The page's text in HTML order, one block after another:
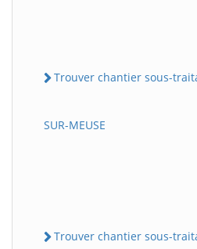
Trouver chantier sous-
SUR-MEUSE
Trouver chantier sous-